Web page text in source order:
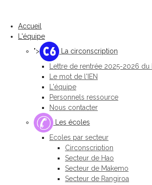
Accueil
L'équipe
">
La circonscription
Lettre de rentrée 2025-2026 du
Le mot de l'IEN
L'équipe
Personnels ressource
Nous contacter
Les écoles
Ecoles par secteur
Circonscription
Secteur de Hao
Secteur de Makemo
Secteur de Rangiroa